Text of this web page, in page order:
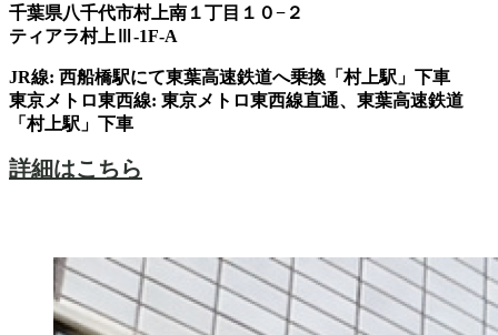
千葉県八千代市村上南１丁目１０−２
ティアラ村上Ⅲ-1F-A
JR線: 西船橋駅にて東葉高速鉄道へ乗換「村上駅」下車
東京メトロ東西線: 東京メトロ東西線直通、東葉高速鉄道
「村上駅」下車
詳細はこちら